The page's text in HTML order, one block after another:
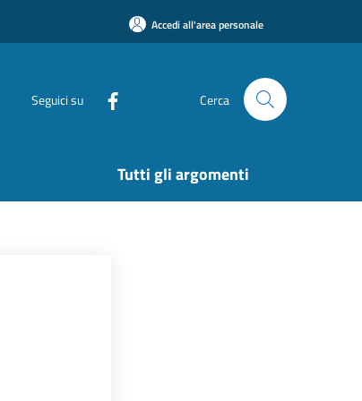
Accedi all'area personale
Seguici su Cerca
Tutti gli argomenti